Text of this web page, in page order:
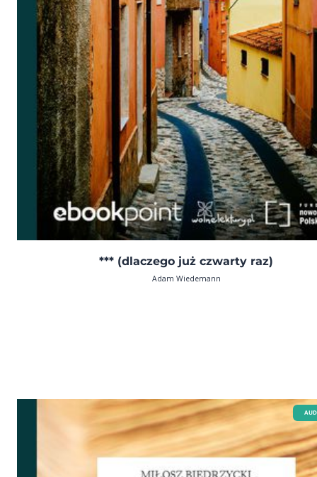
*** (dlaczego już czwarty raz)
Adam Wiedemann